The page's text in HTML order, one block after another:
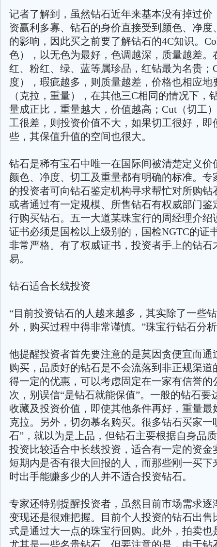
记者了解到，虽然钻石近年来基本没有掉过价
资赢利多寡、钻石的身价直接受到颜色、净度
的影响，因此买之前要了解钻石的4C知识。
色），以无色为最好，色调越深，质量越差。
红、粉红、绿、蓝等属珍品，红钻最为名贵；
度），瑕疵越多，则质量越差，价格也相应地
（克拉，重量），在其他三C相同的情况下，
量成正比，重量越大，价值越高；Cut（切工
工很差，则投资价值不大，如果切工很好，即
些，其保值升值的空间也很大。
钻石是稀有宝石中唯一在国际间被清楚定义价
颜色、净度、切工及重量都有明确的标准。专
的投资者可向钻石鉴定机构寻求帮忙对所购钻
或者通过有一定规模、所售钻石有权威部门鉴
行购买钻石。五一大道某珠宝行的周经理介绍
证书必须是国检以上级别的，国检NGTC的证
非常严格。有了权威证书，投资者手上的钻石
易。
钻石适合长线投资
“目前投资钻石的人越来越多，其实除了一些
外，购买过程中得非常谨慎。”珠宝行钻石分
他提醒投资者首先要注意的是莫因贪便宜而通
购买，品质好的钻石是不会流落到非正规渠道
得一定的优惠，可以考虑固定在一家有信誉的
次，别误信“是钻石就能保值”。一般的钻石要
收藏及投资价值，即使其他条件再好，重量最
克拉。另外，切勿慕名购买。很多钻石买家一
石”，就以为是上品，但钻石主要根据自身品
投资比较适合中长线投资，适合有一定的资金
短期内是否有很大回报的人，而那些刚一买下
时出手能赚多少的人并不适合投资钻石。
专家还特别提醒投资者，虽然目前市场需求逐
变现还是很难把握。目前个人投资的钻石出售
式是通过大一点的珠宝行回购。此外，拍卖也
尤其是一些名贵钻石。但要注意的是，由于钻